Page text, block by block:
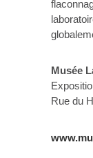
Musée
Rue du